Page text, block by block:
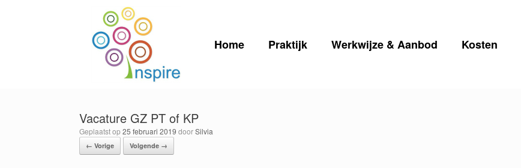
Home Praktijk Werkwijze & Aanbod Kosten
Vacature GZ PT of KP
Geplaatst op25 februari 2019 doorSilvia
← Vorige Volgende →